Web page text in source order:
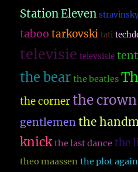
Station Eleven
taboo tarkovski tati
televisie televsisie
the bear the beatles
the corner the crown
gentlemen the
knick the last dance the
theo maassen the plot